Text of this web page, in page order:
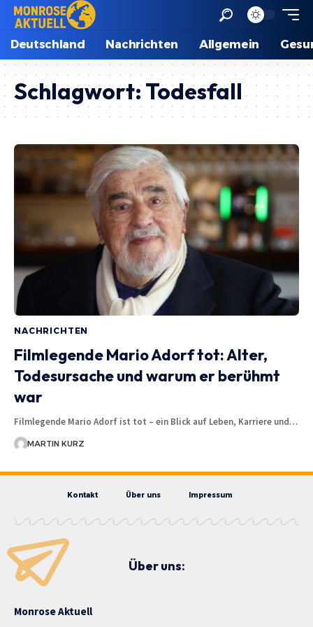
Deutschland Nachrichten Allgemein
Schlagwort:Todesfall
NACHRICHTEN
Filmlegende Mario Adorf tot: Alter,
Todesursache und warum er berühmt
war
Filmlegende Mario Adorf ist tot – ein Blick auf Leben, Karriere und…
MARTIN KURZ
Kontakt Über uns Impressum
Über uns:
Monrose Aktuell